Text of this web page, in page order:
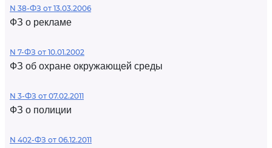
N 38-ФЗ от 13.03.2006
ФЗ о рекламе
N 7-ФЗ от 10.01.2002
ФЗ об охране окружающей среды
N 3-ФЗ от 07.02.2011
ФЗ о полиции
N 402-ФЗ от 06.12.2011